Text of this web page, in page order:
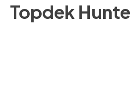
Topdek